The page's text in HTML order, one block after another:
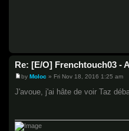
Re: [E/O] Frenchtouch03 -
P
s
by Moloc » Fri Nov 18, 2016 1:25 am
J'avoue, j'ai hâte de voir Taz